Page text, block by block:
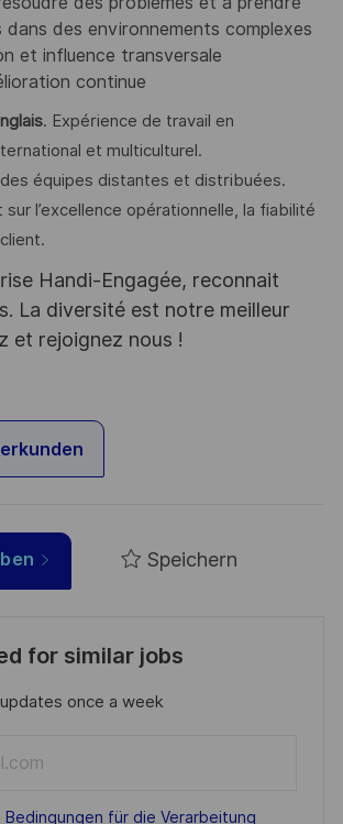
dans des environnements complexes
et influence transversale
continue
. Expérience de travail en
et multiculturel.
équipes distantes et distribuées.
l’excellence opérationnelle, la fiabilité
Handi-Engagée, reconnait
La diversité est notre meilleur
et rejoignez nous !
Speichern
for similar jobs
once a week
Bedingungen für die Verarbeitung